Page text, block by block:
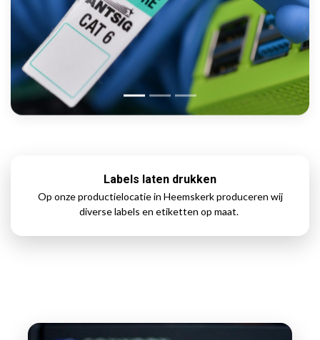
Labels laten drukken
Op onze productielocatie in Heemskerk produceren wij
diverse labels en etiketten op maat.